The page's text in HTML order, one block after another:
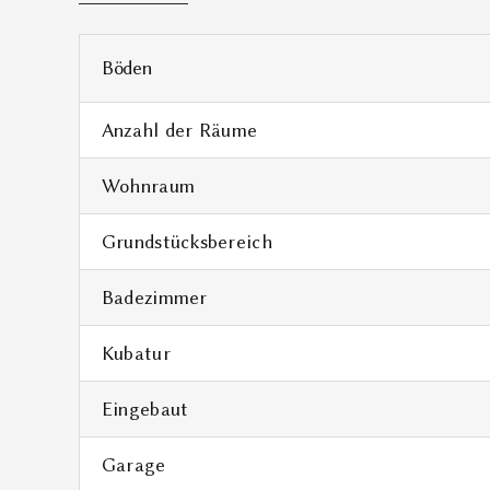
Böden
Anzahl der Räume
Wohnraum
Grundstücksbereich
Badezimmer
Kubatur
Eingebaut
Garage